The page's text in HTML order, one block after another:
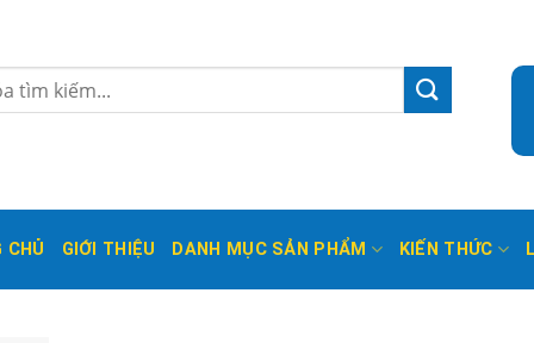
CHỦ GIỚI THIỆU DANH MỤC SẢN PHẨM KIẾN THỨC